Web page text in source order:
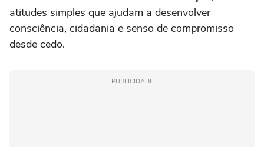
atitudes simples que ajudam a desenvolver
consciência, cidadania e senso de compromisso
desde cedo.
PUBLICIDADE